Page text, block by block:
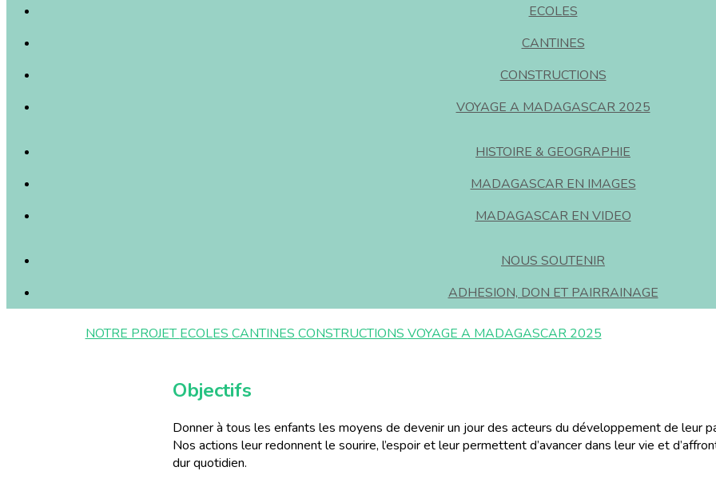
ECOLES
CANTINES
CONSTRUCTIONS
VOYAGE A MADAGASCAR 2025
HISTOIRE & GEOGRAPHIE
MADAGASCAR EN IMAGES
MADAGASCAR EN VIDEO
NOUS SOUTENIR
ADHESION, DON ET PAIRRAINAGE
NOTRE PROJETECOLES CANTINES CONSTRUCTIONS VOYAGE A MADAGASCAR 2025
Objectifs
Donner à tous les enfants les moyens de devenir un jour des acteurs du développement de leur
Nos actions leur redonnent le sourire, l’espoir et leur permettent d’avancer dans leur vie et
dur quotidien.